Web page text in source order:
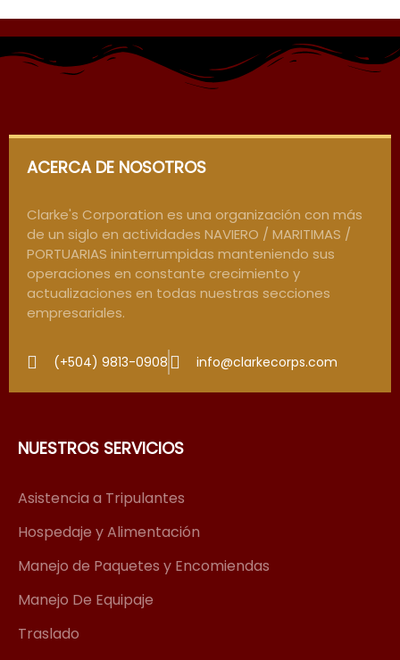
ACERCA DE NOSOTROS
Clarke's Corporation es una organización con más
de un siglo en actividades NAVIERO / MARITIMAS /
PORTUARIAS ininterrumpidas manteniendo sus
operaciones en constante crecimiento y
actualizaciones en todas nuestras secciones
empresariales.
(+504) 9813-0908 info@clarkecorps.com
NUESTROS SERVICIOS
Asistencia a Tripulantes
Hospedaje y Alimentación
Manejo de Paquetes y Encomiendas
Manejo De Equipaje
Traslado